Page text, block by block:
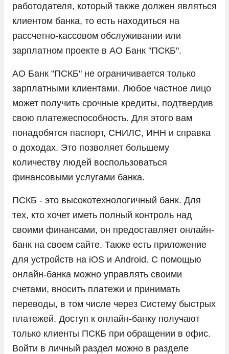
работодателя, который также должен являться
клиентом банка, то есть находиться на
рассчетно-кассовом обслуживании или
зарплатном проекте в АО Банк "ПСКБ".
АО Банк "ПСКБ" не ограничивается только
зарплатными клиентами. Любое частное лицо
может получить срочные кредиты, подтвердив
свою платежеспособность. Для этого вам
понадобятся паспорт, СНИЛС, ИНН и справка
о доходах. Это позволяет большему
количеству людей воспользоваться
финансовыми услугами банка.
ПСКБ - это высокотехнологичный банк. Для
тех, кто хочет иметь полный контроль над
своими финансами, он предоставляет онлайн-
банк на своем сайте. Также есть приложение
для устройств на iOS и Android. С помощью
онлайн-банка можно управлять своими
счетами, вносить платежи и принимать
переводы, в том числе через Систему быстрых
платежей. Доступ к онлайн-банку получают
только клиенты ПСКБ при обращении в офис.
Войти в личный раздел можно в разделе